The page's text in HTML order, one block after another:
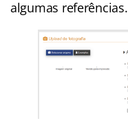
algumas referências.